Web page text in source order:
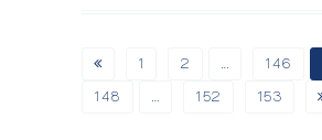
1 2 … 146
148
… 152 153